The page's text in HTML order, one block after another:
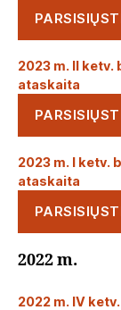
2023 m. II
ataskaita
2023 m. I ketv.
ataskaita
2022 m.
2022 m. IV